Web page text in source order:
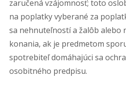
zaručená vzájomnosť; toto
na poplatky vyberané za
sa nehnuteľností a žalôb alebo
konania, ak je predmetom
spotrebiteľ domáhajúci sa
osobitného predpisu.